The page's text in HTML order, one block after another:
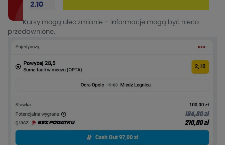
2.10
Kursy mogą ulec zmianie – informacje mogą być nieco
przedawnione.